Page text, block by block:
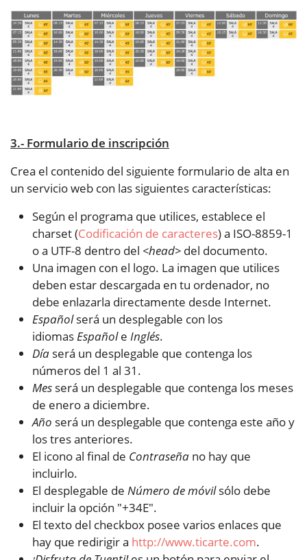
3.- Formulario de inscripción
Crea el contenido del siguiente formulario de alta en
un servicio web con las siguientes características:
Según el programa que utilices, establece el
charset (Codificación de caracteres) a ISO-8859-1
o a UTF-8 dentro del <head> del documento.
Una imagen con el logo. La imagen que utilices
deben estar descargada en tu ordenador, no
debe enlazarla directamente desde Internet.
Españolserá un desplegable con los
idiomasEspañole Inglés.
Día será un desplegable que contenga los
números del 1 al 31.
Mes será un desplegable que contenga los meses
de enero a diciembre.
Año será un desplegable que contenga este año y
los tres anteriores.
El icono al final de Contraseña no hay que
incluirlo.
El desplegable de Número de móvilsólo debe
incluir la opción "+34E".
El texto del checkbox posee varios enlaces que
hay que redirigir a http://www.ticarte.com.